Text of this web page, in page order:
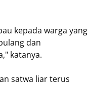
kepada warga yang
dan
katanya.
satwa liar terus